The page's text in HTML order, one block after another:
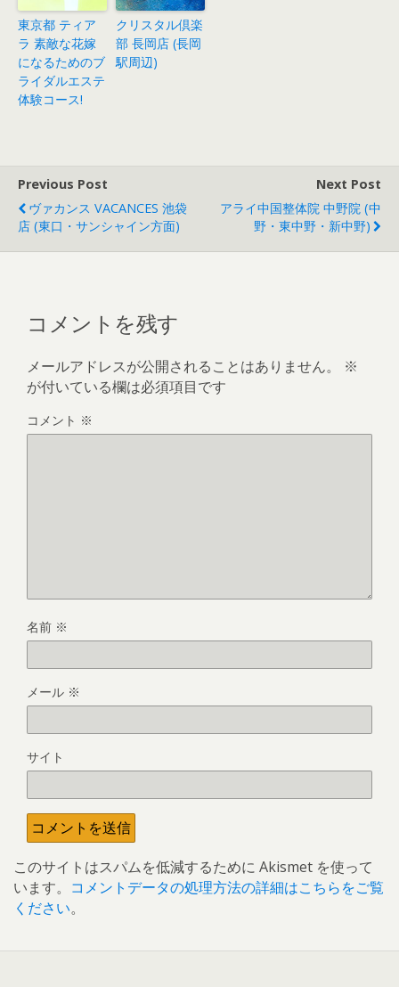
東京都 ティア
ラ 素敵な花嫁
になるためのブ
ライダルエステ
体験コース!
クリスタル倶楽
部 長岡店 (長岡
駅周辺)
Previous Post
ヴァカンス VACANCES 池袋
店 (東口・サンシャイン方面)
Next Post
アライ中国整体院 中野院 (中
野・東中野・新中野)
コメントを残す
メールアドレスが公開されることはありません。
※
が付いている欄は必須項目です
コメント ※
名前 ※
メール ※
サイト
このサイトはスパムを低減するために Akismet を使って
います。 コメントデータの処理方法の詳細はこちらをご覧
ください。